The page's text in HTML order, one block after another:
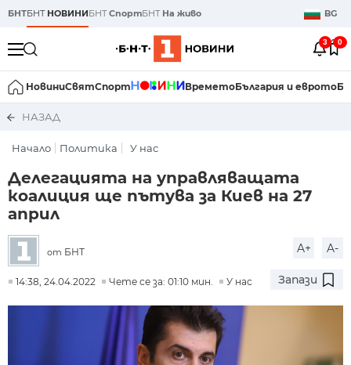
БНТБНТ НОВИНИБНТСпортБНТ На живо BG
3 0
НовиниСвятСпорт ВреметоБългария и еврото
НАЗАД
Начало Политика У нас
Делегацията на управляващата
коалиция ще пътува за Киев на 27
април
от БНТ A+ A-
14:38, 24.04.2022 Чете се за: 01:10 мин. У нас Запази